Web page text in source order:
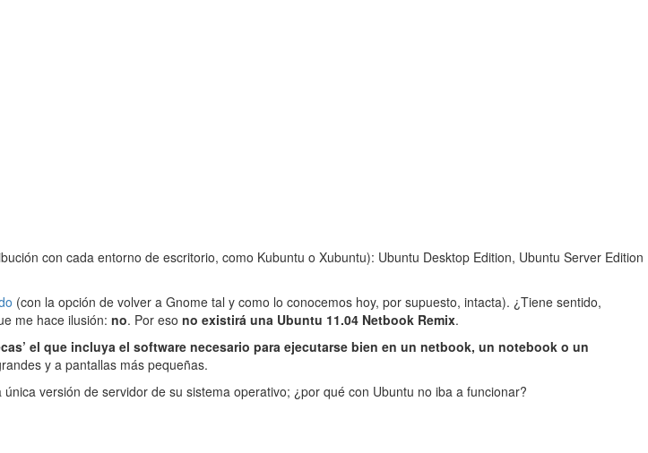
con cada entorno de escritorio, como Kubuntu o Xubuntu): Ubuntu Desktop Edition, Ubuntu Server Edition
(con la opción de volver a Gnome tal y como lo conocemos hoy, por supuesto, intacta). ¿Tiene sentido,
me hace ilusión: no. Por eso no existirá una Ubuntu 11.04 Netbook Remix.
el que incluya el software necesario para ejecutarse bien en un netbook, un notebook o un
y a pantallas más pequeñas.
versión de servidor de su sistema operativo; ¿por qué con Ubuntu no iba a funcionar?